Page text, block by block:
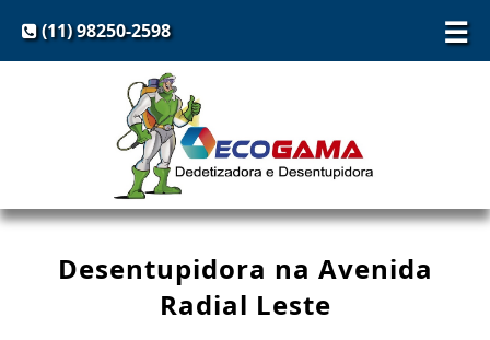
☰
(11) 98250-2598
Desentupidora na Avenida
Radial Leste